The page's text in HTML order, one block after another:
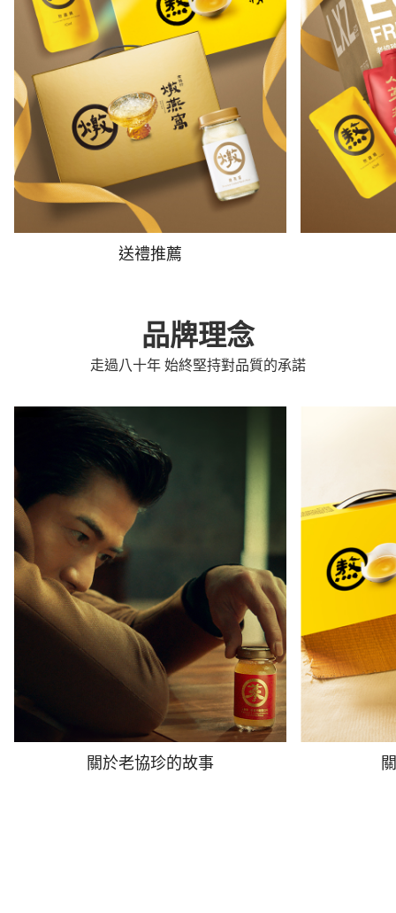
送禮推薦
品牌理念
走過八十年 始終堅持對品質的承諾
關於老協珍的故事